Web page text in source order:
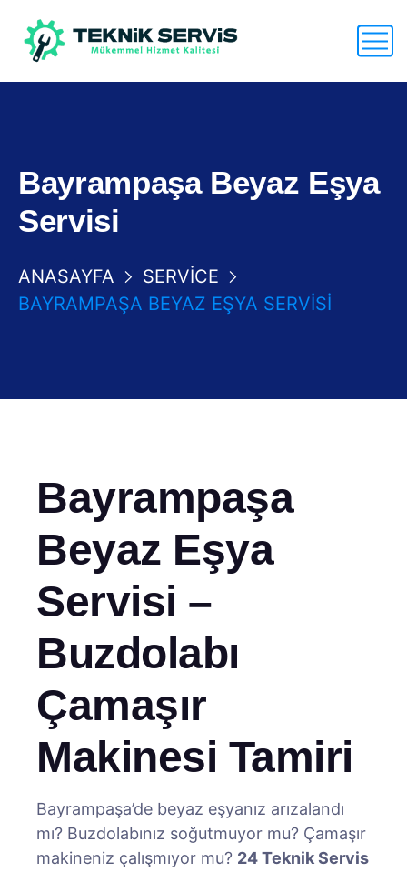
Bayrampaşa Beyaz Eşya
Servisi
ANASAYFA
SERVICE
BAYRAMPAŞA BEYAZ EŞYA SERVISI
Bayrampaşa
Beyaz Eşya
Servisi –
Buzdolabı
Çamaşır
Makinesi Tamiri
Bayrampaşa’de beyaz eşyanız arızalandı
mı? Buzdolabınız soğutmuyor mu? Çamaşır
makineniz çalışmıyor mu? 24 Teknik Servis